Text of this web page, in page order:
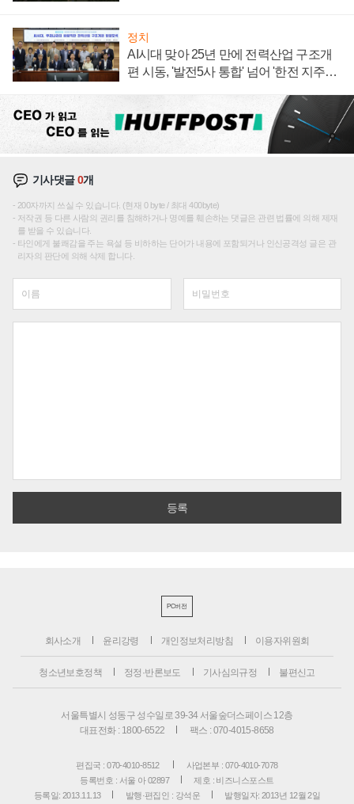
정치
AI시대 맞아 25년 만에 전력산업 구조개
편 시동, '발전5사 통합' 넘어 '한전 지주사'
기사댓글0개
200자까지 쓰실 수 있습니다. (현재 0 byte / 최대 400byte)
저작권 등 다른 사람의 권리를 침해하거나 명예를 훼손하는 댓글은 관련 법률에 의해 제재
를 받을 수 있습니다.
타인에게 불쾌감을 주는 욕설 등 비하하는 단어가 내용에 포함되거나 인신공격성 글은 관
리자의 판단에 의해 삭제 합니다.
PC버전
회사소개 윤리강령 개인정보처리방침 이용자위원회
청소년보호정책 정정·반론보도 기사심의규정 불편신고
서울특별시 성동구 성수일로 39-34 서울숲더스페이스 12층
대표전화 : 1800-6522
팩스 : 070-4015-8658
편집국 : 070-4010-8512
사업본부 : 070-4010-7078
등록번호 : 서울 아 02897
제호 : 비즈니스포스트
등록일: 2013.11.13
발행·편집인 : 강석운 발행일자: 2013년 12월 2일